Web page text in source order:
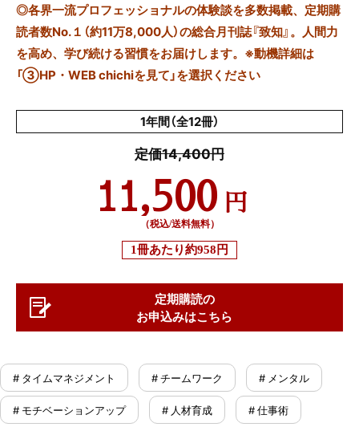
◎各界一流プロフェッショナルの体験談を多数掲載、定期購
読者数No.１（約11万8,000人）の総合月刊誌『致知』。人間力
を高め、学び続ける習慣をお届けします。※動機詳細は
「③HP・WEB chichiを見て」を選択ください
1年間（全12冊）
定価14,400円
11,500 円
（税込/送料無料）
1冊あたり約958円
定期購読の
お申込みはこちら
# タイムマネジメント # チームワーク # メンタル
# モチベーションアップ # 人材育成 # 仕事術